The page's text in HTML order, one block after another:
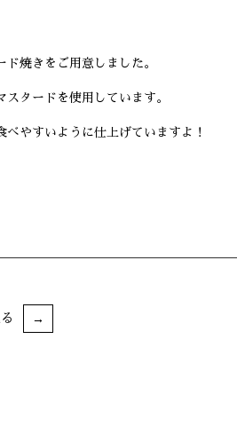
焼きをご用意しました。
タードを使用しています。
やすいように仕上げていますよ！